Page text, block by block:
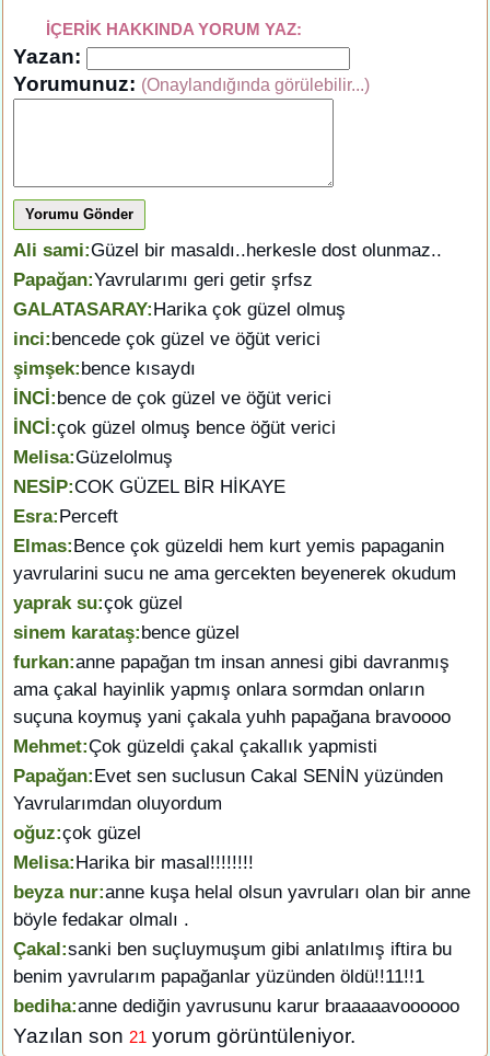
İÇERİK HAKKINDA YORUM YAZ:
Yazan:
Yorumunuz: (Onaylandığında görülebilir...)
Yorumu Gönder
Ali sami:Güzel bir masaldı..herkesle dost olunmaz..
Papağan:Yavrularımı geri getir şrfsz
GALATASARAY:Harika çok güzel olmuş
inci:bencede çok güzel ve öğüt verici
şimşek:bence kısaydı
İNCİ:bence de çok güzel ve öğüt verici
İNCİ:çok güzel olmuş bence öğüt verici
Melisa:Güzelolmuş
NESİP:COK GÜZEL BİR HİKAYE
Esra:Perceft
Elmas:Bence çok güzeldi hem kurt yemis papaganin
yavrularini sucu ne ama gercekten beyenerek okudum
yaprak su:çok güzel
sinem karataş:bence güzel
furkan:anne papağan tm insan annesi gibi davranmış
ama çakal hayinlik yapmış onlara sormdan onların
suçuna koymuş yani çakala yuhh papağana bravoooo
Mehmet:Çok güzeldi çakal çakallık yapmisti
Papağan:Evet sen suclusun Cakal SENİN yüzünden
Yavrularımdan oluyordum
oğuz:çok güzel
Melisa:Harika bir masal!!!!!!!!
beyza nur:anne kuşa helal olsun yavruları olan bir anne
böyle fedakar olmalı .
Çakal:sanki ben suçluymuşum gibi anlatılmış iftira bu
benim yavrularım papağanlar yüzünden öldü!!11!!1
bediha:anne dediğin yavrusunu karur braaaaavoooooo
Yazılan son 21 yorum görüntüleniyor.